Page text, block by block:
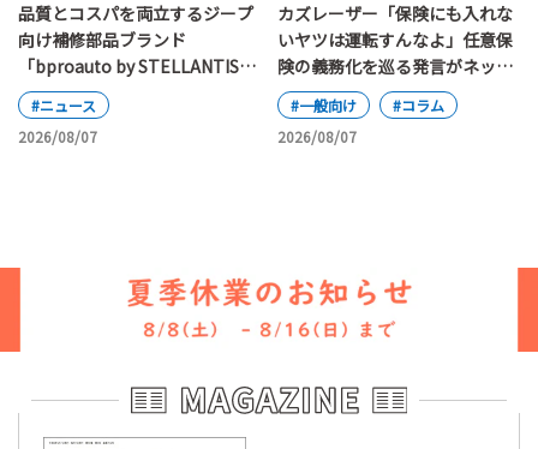
品質とコスパを両立するジープ
向け補修部品ブランド
「bproauto by STELLANTIS」
が日本上陸
#ニュース
2026/08/07
カズレーザー「保険にも入れな
いヤツは運転すんなよ」任意保
険の義務化を巡る発言がネット
で大論争
#一般向け
#コラム
2026/08/07